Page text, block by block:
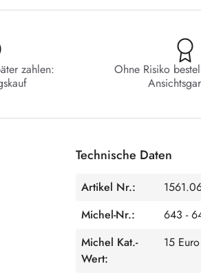
zahlen:
Ohne Risiko
Technische Daten
Artikel Nr.:
Michel-Nr.:
643 -
Michel Kat.-
Wert:
15 Euro